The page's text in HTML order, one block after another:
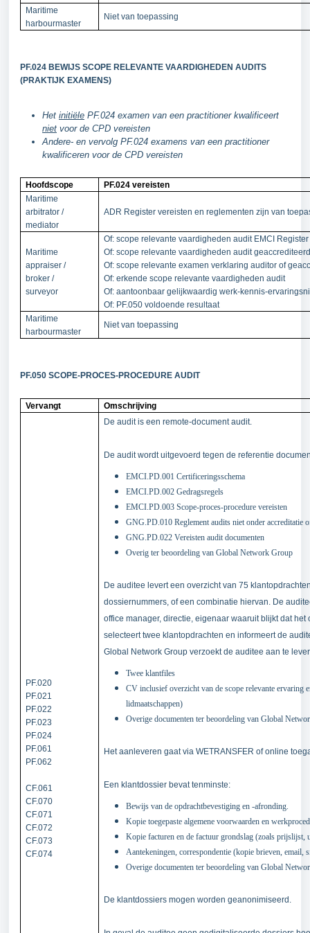
Maritime
harbourmaster
Niet van toepassing
PF.024 BEWIJS SCOPE RELEVANTE VAARDIGHEDEN AUDITS
(PRAKTIJK EXAMENS)
Het initiële PF.024 examen van een practitioner kwalificeert
niet voor de CPD vereisten
Andere- en vervolg PF.024 examens van een practitioner
kwalificeren voor de CPD vereisten
Hoofdscope
PF.024 vereisten
Maritime
arbitrator /
mediator
ADR Register vereisten en reglementen zijn van
Maritime
appraiser /
broker /
surveyor
Of: scope relevante vaardigheden audit EMCI Register
Of: scope relevante vaardigheden audit
Of: scope relevante examen verklaring auditor of
Of: erkende scope relevante vaardigheden audit
Of: aantoonbaar gelijkwaardig werk-kennis-
Of: PF.050 voldoende resultaat
Maritime
harbourmaster
Niet van toepassing
PF.050 SCOPE-PROCES-PROCEDURE AUDIT
Vervangt Omschrijving
PF.020
PF.021
PF.022
PF.023
PF.024
PF.061
PF.062
CF.061
CF.070
CF.071
CF.072
CF.073
CF.074
De audit is een remote-document audit.
De audit wordt uitgevoerd tegen de referentie
EMCI.PD.001 Certificeringsschema
EMCI.PD.002 Gedragsregels
EMCI.PD.003 Scope-proces-procedure vereisten
GNG.PD.010 Reglement audits niet onder accreditatie
GNG.PD.022 Vereisten audit documenten
Overig ter beoordeling van Global Network Group
De auditee levert een overzicht van 75
dossiernummers, of een combinatie hiervan. De
office manager, directie, eigenaar waaruit blijkt dat
selecteert twee klantopdrachten en informeert de
Global Network Group verzoekt de auditee aan te
Twee klantfiles
CV inclusief overzicht van de scope relevante ervaring
lidmaatschappen)
Overige documenten ter beoordeling van Global
Het aanleveren gaat via WETRANSFER of online
Een klantdossier bevat tenminste:
Bewijs van de opdrachtbevestiging en -afronding.
Kopie toegepaste algemene voorwaarden en
Kopie facturen en de factuur grondslag (zoals prijslijst,
Aantekeningen, correspondentie (kopie brieven, email,
Overige documenten ter beoordeling van Global
De klantdossiers mogen worden geanonimiseerd.